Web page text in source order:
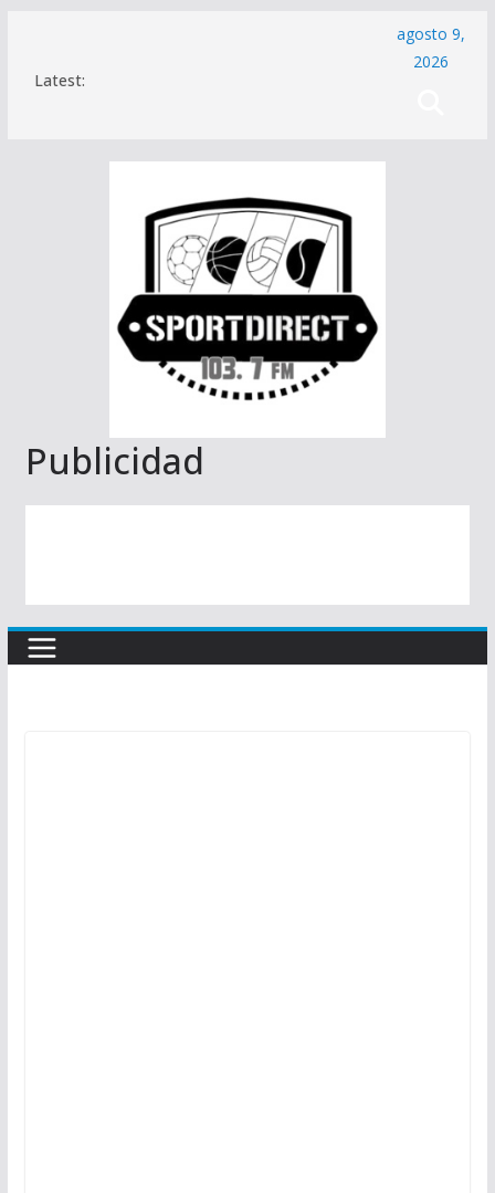
contenido
Latest:
agosto 9,
2026
Publicidad